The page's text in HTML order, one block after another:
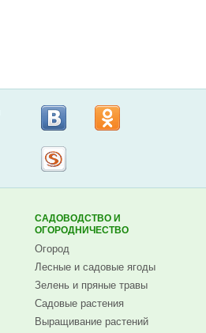
САДОВОДСТВО И
ОГОРОДНИЧЕСТВО
Огород
Лесные и садовые ягоды
Зелень и пряные травы
Садовые растения
Выращивание растений